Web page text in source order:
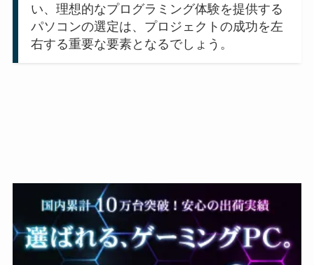
い、理想的なプログラミング体験を提供する
パソコンの選定は、プロジェクトの成功を左
右する重要な要素となるでしょう。